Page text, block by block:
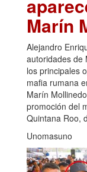
Marín
Alejandro
autoridades de
los principales
mafia rumana
Marín
promoción del
Quintana Roo,
Unomasuno